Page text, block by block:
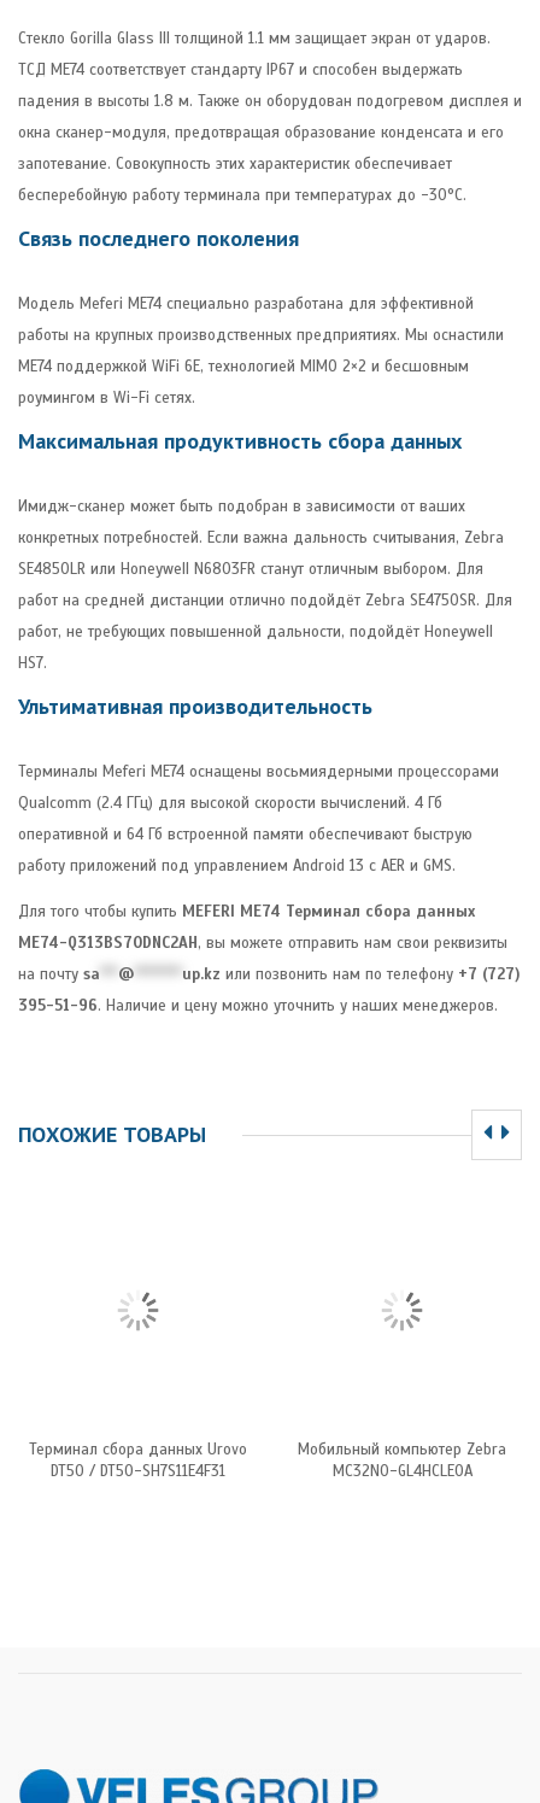
Стекло Gorilla Glass III толщиной 1.1 мм защищает экран от ударов.
ТСД ME74 соответствует стандарту IP67 и способен выдержать
падения в высоты 1.8 м. Также он оборудован подогревом дисплея и
окна сканер-модуля, предотвращая образование конденсата и его
запотевание. Совокупность этих характеристик обеспечивает
бесперебойную работу терминала при температурах до -30°C.
Связь последнего поколения
Модель Meferi ME74 специально разработана для эффективной
работы на крупных производственных предприятиях. Мы оснастили
ME74 поддержкой WiFi 6E, технологией MIMO 2×2 и бесшовным
роумингом в Wi-Fi сетях.
Максимальная продуктивность сбора данных
Имидж-сканер может быть подобран в зависимости от ваших
конкретных потребностей. Если важна дальность считывания, Zebra
SE4850LR или Honeywell N6803FR станут отличным выбором. Для
работ на средней дистанции отлично подойдёт Zebra SE4750SR. Для
работ, не требующих повышенной дальности, подойдёт Honeywell
HS7.
Ультимативная производительность
Терминалы Meferi ME74 оснащены восьмиядерными процессорами
Qualcomm (2.4 ГГц) для высокой скорости вычислений. 4 Гб
оперативной и 64 Гб встроенной памяти обеспечивают быструю
работу приложений под управлением Android 13 с AER и GMS.
Для того чтобы купить MEFERI ME74 Терминал сбора данных
ME74-Q313BS70DNC2AH, вы можете отправить нам свои реквизиты
на почту sa @ ******** up.kz или позвонить нам по телефону +7 (727)
395-51-96. Наличие и цену можно уточнить у наших менеджеров.
ПОХОЖИЕ ТОВАРЫ
Терминал сбора данных Urovo
DT50 / DT50-SH7S11E4F31
Мобильный компьютер Zebra
MC32N0-GL4HCLE0A